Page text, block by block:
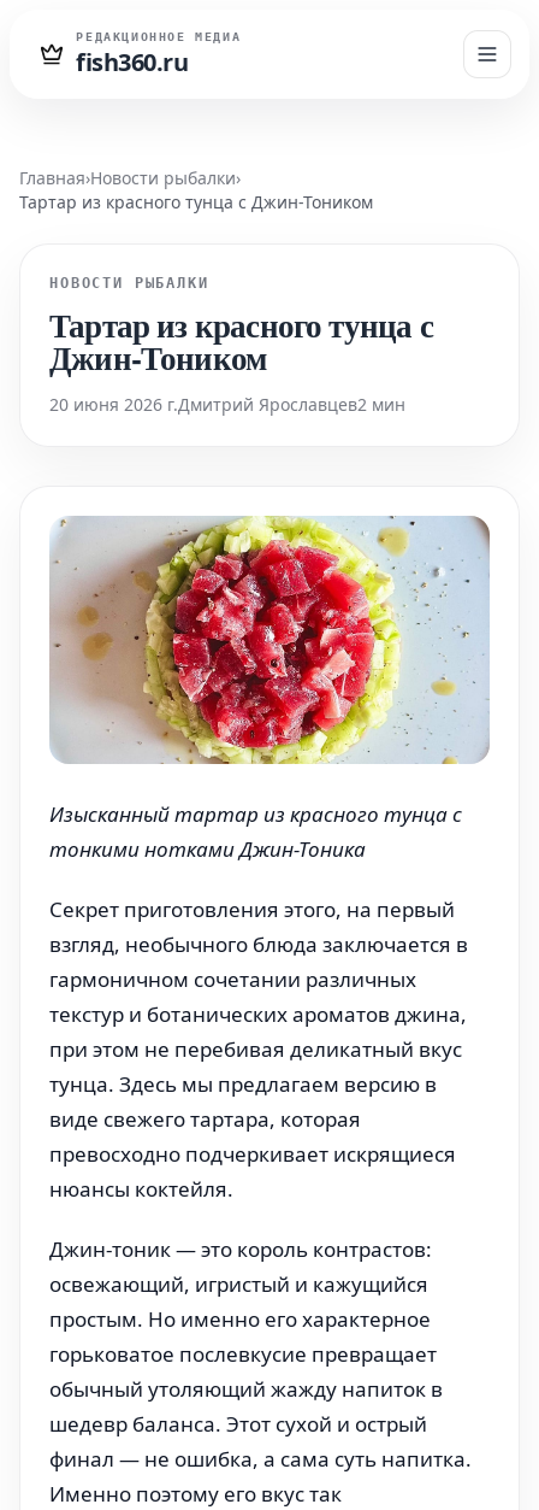
РЕДАКЦИОННОЕ МЕДИА
fish360.ru
Главная›Новости рыбалки›
Тартар из красного тунца с Джин-Тоником
НОВОСТИ РЫБАЛКИ
Тартар из красного тунца с
Джин-Тоником
20 июня 2026 г.Дмитрий Ярославцев2 мин
Изысканный тартар из красного тунца с
тонкими нотками Джин-Тоника
Секрет приготовления этого, на первый
взгляд, необычного блюда заключается в
гармоничном сочетании различных
текстур и ботанических ароматов джина,
при этом не перебивая деликатный вкус
тунца. Здесь мы предлагаем версию в
виде свежего тартара, которая
превосходно подчеркивает искрящиеся
нюансы коктейля.
Джин-тоник — это король контрастов:
освежающий, игристый и кажущийся
простым. Но именно его характерное
горьковатое послевкусие превращает
обычный утоляющий жажду напиток в
шедевр баланса. Этот сухой и острый
финал — не ошибка, а сама суть напитка.
Именно поэтому его вкус так